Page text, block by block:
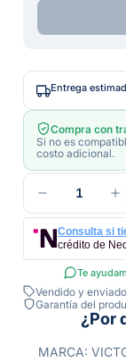
Entrega
Compra con
Si no es
costo adicional.
1
Consulta si
crédito de
Te
Vendido y
Garantía del
¿Por
MARCA: